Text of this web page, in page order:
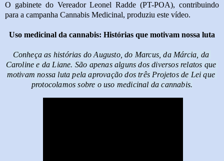
O gabinete do Vereador Leonel Radde (PT-POA), contribuindo
para a campanha Cannabis Medicinal, produziu este vídeo.
Uso medicinal da cannabis: Histórias que motivam nossa luta
Conheça as histórias do Augusto, do Marcus, da Márcia, da
Caroline e da Liane. São apenas alguns dos diversos relatos que
motivam nossa luta pela aprovação dos três Projetos de Lei que
protocolamos sobre o uso medicinal da cannabis.